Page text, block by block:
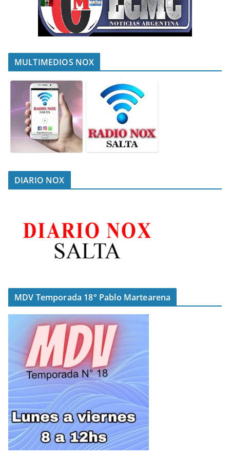
MULTIMEDIOS NOX
DIARIO NOX
MDV Temporada 18° Pablo Martearena